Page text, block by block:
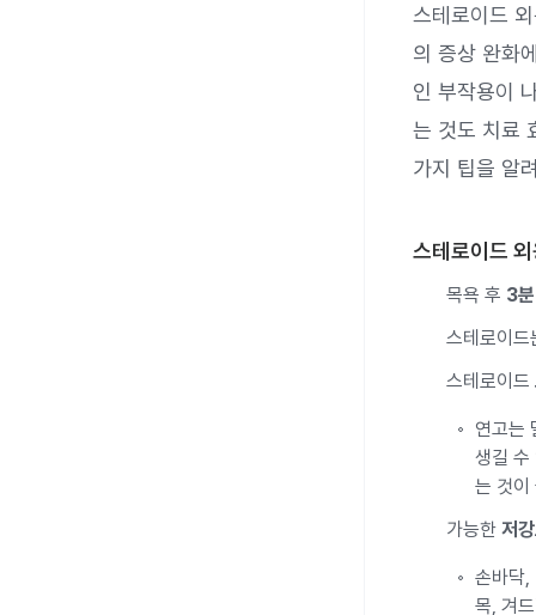
스테로이드
의 증상 완화
인 부작용이
는 것도 치료
가지 팁을 알
스테로이드
목욕 후 3
스테로이
스테로이드
연고는
생길 수
는 것이
가능한 저
손바닥,
목, 겨